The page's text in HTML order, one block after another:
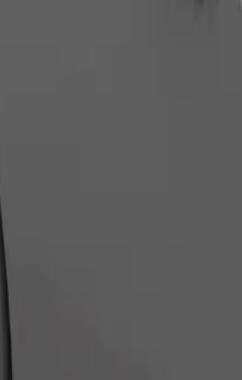
รับทุกวัน